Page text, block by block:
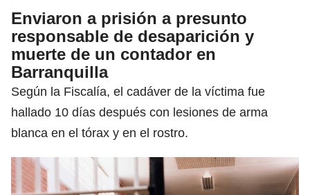
Enviaron a prisión a presunto
responsable de desaparición y
muerte de un contador en
Barranquilla
Según la Fiscalía, el cadáver de la víctima fue
hallado 10 días después con lesiones de arma
blanca en el tórax y en el rostro.